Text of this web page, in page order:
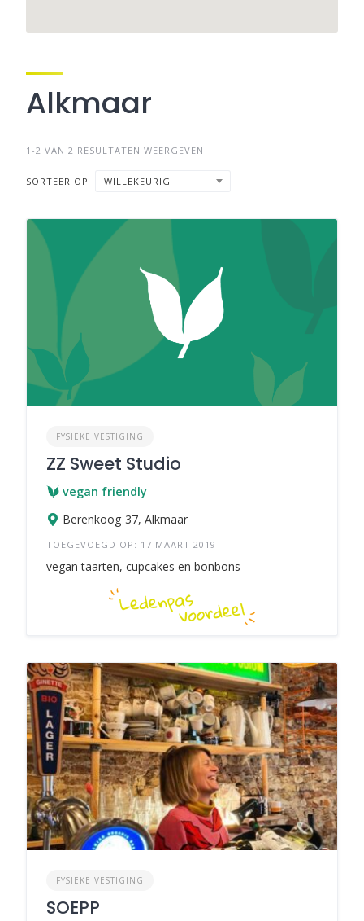
Alkmaar
1-2 VAN 2 RESULTATEN WEERGEVEN
SORTEER OP WILLEKEURIG
FYSIEKE VESTIGING
ZZ Sweet Studio
vegan friendly
Berenkoog 37, Alkmaar
TOEGEVOEGD OP: 17 MAART 2019
vegan taarten, cupcakes en bonbons
FYSIEKE VESTIGING
SOEPP